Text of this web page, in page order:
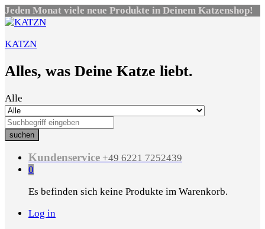
Jeden Monat viele neue Produkte in Deinem Katzenshop!
KATZN
Alles, was Deine Katze liebt.
Alle
suchen
Kundenservice +49 6221 7252439
0
Es befinden sich keine Produkte im Warenkorb.
Log in